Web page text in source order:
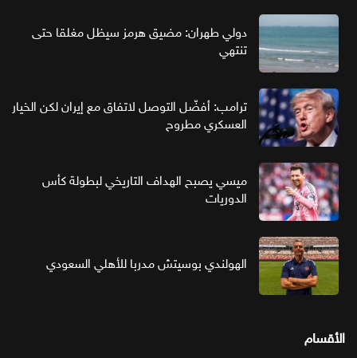
دولي طهران: مضيق هرمز سيظل مغلقا حتى
تنتهي
ترامب: أفضّل التوصل لاتفاق مع إيران لكن الخيار
العسكري مطروح
ميسي يصبح الهداف التاريخي لبطولة كأس
الدوريات
الهولندي بوسيتش مدربا للأهلي السعودي
الأقسام